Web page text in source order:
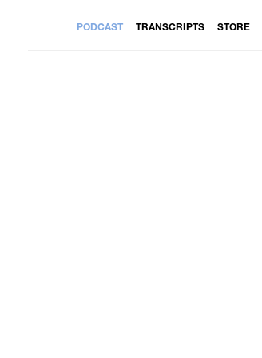
PODCAST TRANSCRIPTS STORE